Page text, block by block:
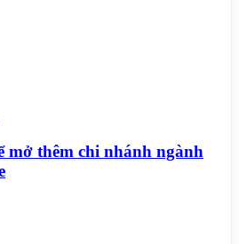
mở thêm chi nhánh ngành